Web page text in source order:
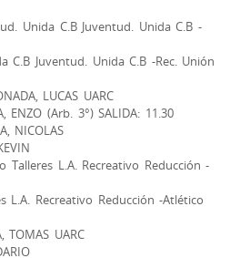
Unida C.B Juventud. Unida C.B -
C.B Juventud. Unida C.B -Rec. Unión
LUCAS UARC
ENZO (Arb. 3°) SALIDA: 11.30
NICOLAS
Talleres L.A. Recreativo Reducción -
L.A. Recreativo Reducción -Atlético
TOMAS UARC